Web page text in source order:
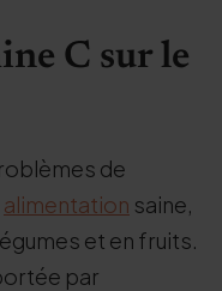
C sur le
de
alimentation saine,
et en fruits.
par